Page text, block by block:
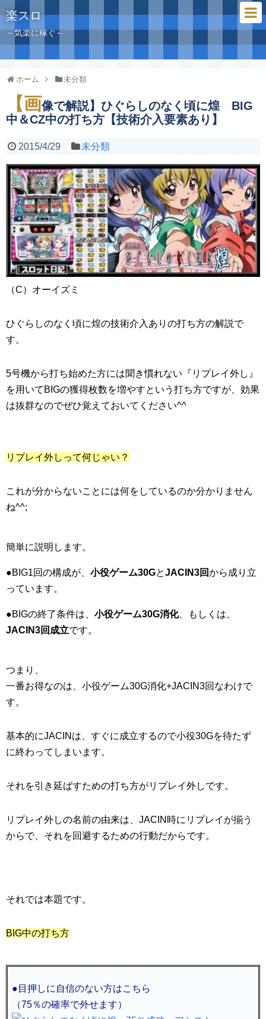
楽スロ
～気楽に稼ぐ～
ホーム 未分類
【画像で解説】ひぐらしのなく頃に煌 BIG
中＆CZ中の打ち方【技術介入要素あり】
2015/4/29 未分類
（C）オーイズミ
ひぐらしのなく頃に煌の技術介入ありの打ち方の解説で
す。
5号機から打ち始めた方には聞き慣れない『リプレイ外し』
を用いてBIGの獲得枚数を増やすという打ち方ですが、効果
は抜群なのでぜひ覚えておいてください^^
リプレイ外しって何じゃい？
これが分からないことには何をしているのか分かりません
ね^^;
簡単に説明します。
●BIG1回の構成が、 小役ゲーム30GとJACIN3回から成り立
っています。
●BIGの終了条件は、 小役ゲーム30G消化、もしくは、
JACIN3回成立です。
つまり、
一番お得なのは、小役ゲーム30G消化+JACIN3回なわけで
す。
基本的にJACINは、すぐに成立するので小役30Gを待たず
に終わってしまいます。
それを引き延ばすための打ち方がリプレイ外しです。
リプレイ外しの名前の由来は、JACIN時にリプレイが揃う
からで、それを回避するための行動だからです。
それでは本題です。
BIG中の打ち方
●目押しに自信のない方はこちら
（75％の確率で外せます）